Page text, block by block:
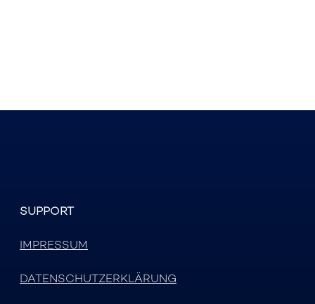
SUPPORT
IMPRESSUM
DATENSCHUTZERKLÄRUNG